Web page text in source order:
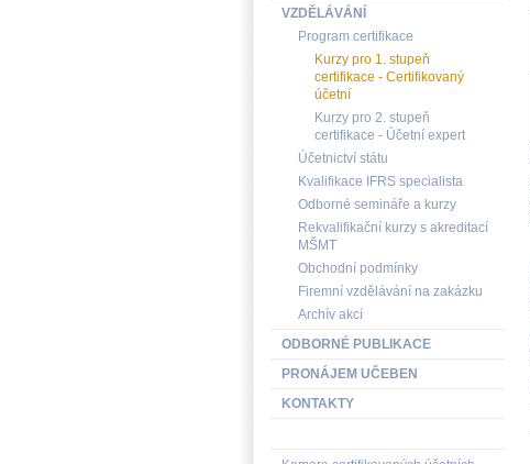
VZDĚLÁVÁNÍ
Program certifikace
Kurzy pro 1. stupeň
certifikace - Certifikovaný
účetní
Kurzy pro 2. stupeň
certifikace - Účetní expert
Účetnictví státu
Kvalifikace IFRS specialista
Odborné semináře a kurzy
Rekvalifikační kurzy s akreditací
MŠMT
Obchodní podmínky
Firemní vzdělávání na zakázku
Archív akcí
ODBORNÉ PUBLIKACE
PRONÁJEM UČEBEN
KONTAKTY